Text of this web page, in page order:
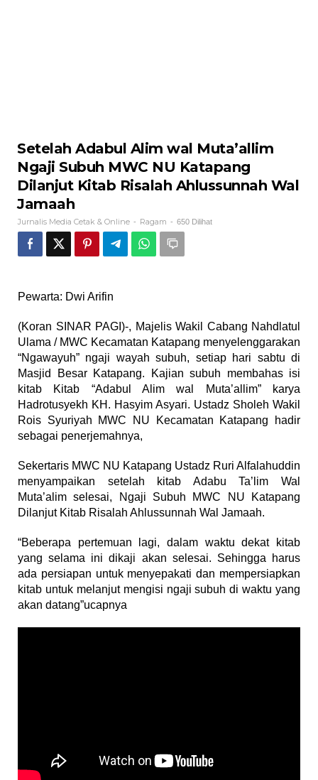
Setelah Adabul Alim wal Muta’allim
Ngaji Subuh MWC NU Katapang
Dilanjut Kitab Risalah Ahlussunnah Wal
Jamaah
Jurnalis Media Cetak & Online - Ragam - 650 Dilihat
Pewarta: Dwi Arifin
(Koran SINAR PAGI)-, Majelis Wakil Cabang Nahdlatul
Ulama / MWC Kecamatan Katapang menyelenggarakan
“Ngawayuh” ngaji wayah subuh, setiap hari sabtu di
Masjid Besar Katapang. Kajian subuh membahas isi
kitab Kitab “Adabul Alim wal Muta’allim” karya
Hadrotusyekh KH. Hasyim Asyari. Ustadz Sholeh Wakil
Rois Syuriyah MWC NU Kecamatan Katapang hadir
sebagai penerjemahnya,
Sekertaris MWC NU Katapang Ustadz Ruri Alfalahuddin
menyampaikan setelah kitab Adabu Ta’lim Wal
Muta’alim selesai, Ngaji Subuh MWC NU Katapang
Dilanjut Kitab Risalah Ahlussunnah Wal Jamaah.
“Beberapa pertemuan lagi, dalam waktu dekat kitab
yang selama ini dikaji akan selesai. Sehingga harus
ada persiapan untuk menyepakati dan mempersiapkan
kitab untuk melanjut mengisi ngaji subuh di waktu yang
akan datang”ucapnya